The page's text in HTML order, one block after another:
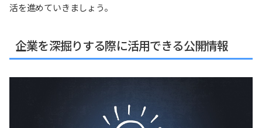
活を進めていきましょう。
企業を深掘りする際に活用できる公開情報